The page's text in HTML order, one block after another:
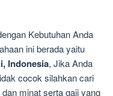
Kebutuhan Anda
ini berada yaitu
Indonesia, Jika Anda
cocok silahkan cari
minat serta gaji yang